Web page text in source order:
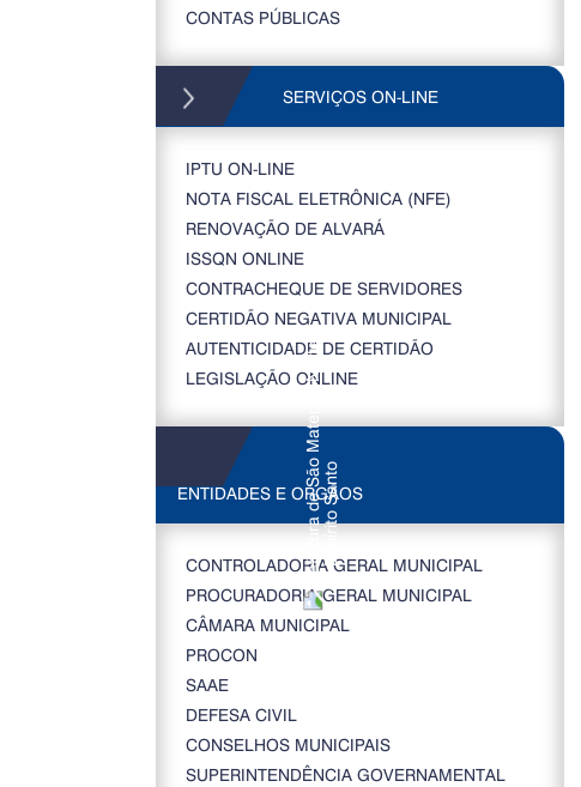
CONTAS PÚBLICAS
SERVIÇOS ON-LINE
IPTU ON-LINE
NOTA FISCAL ELETRÔNICA (NFE)
RENOVAÇÃO DE ALVARÁ
ISSQN ONLINE
CONTRACHEQUE DE SERVIDORES
CERTIDÃO NEGATIVA MUNICIPAL
AUTENTICIDADE DE CERTIDÃO
LEGISLAÇÃO ONLINE
ENTIDADES E ORGÃOS
CONTROLADORIA GERAL MUNICIPAL
PROCURADORIA GERAL MUNICIPAL
CÂMARA MUNICIPAL
PROCON
SAAE
DEFESA CIVIL
CONSELHOS MUNICIPAIS
SUPERINTENDÊNCIA GOVERNAMENTAL